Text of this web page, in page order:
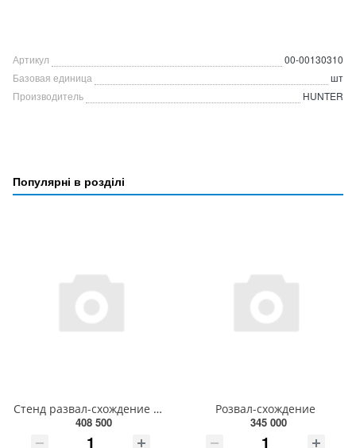
Артикул
00-00130310
Базовая единица
шт
Производитель
HUNTER
Популярні в розділі
Стенд развал-схождение C 880 INEXT HPA+ЛИФТ
408 500
Розвал-схождение
345 000